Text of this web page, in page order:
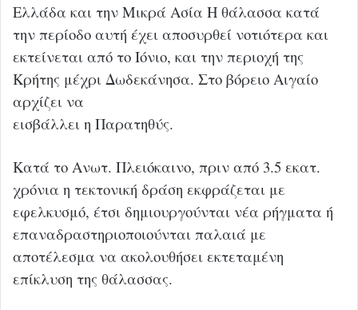
Ελλάδα και την Μικρά Ασία Η θάλασσα κατά
την περίοδο αυτή έχει αποσυρθεί νοτιότερα και
εκτείνεται από το Ιόνιο, και την περιοχή της
Κρήτης μέχρι Δωδεκάνησα. Στο βόρειο Αιγαίο
αρχίζει να
εισβάλλει η Παρατηθύς.
Κατά το Ανωτ. Πλειόκαινο, πριν από 3.5 εκατ.
χρόνια η τεκτονική δράση εκφράζεται με
εφελκυσμό, έτσι δημιουργούνται νέα ρήγματα ή
επαναδραστηριοποιούνται παλαιά με
αποτέλεσμα να ακολουθήσει εκτεταμένη
επίκλυση της θάλασσας.